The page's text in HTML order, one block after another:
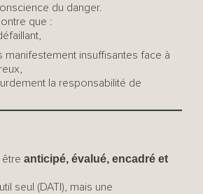
du danger.
que :
manifestement insuffisantes face à
la responsabilité de
être anticipé, évalué, encadré et
seul (DATI), mais une